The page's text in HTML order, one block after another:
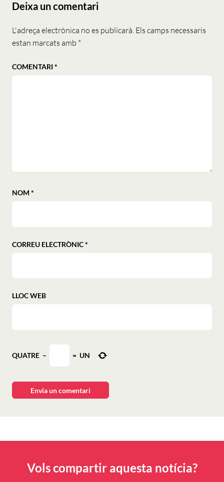
Deixa un comentari
L'adreça electrònica no es publicarà. Els camps necessaris
estan marcats amb *
COMENTARI*
NOM *
CORREU ELECTRÒNIC*
LLOC WEB
QUATRE − = UN
Vols compartir aquesta notícia?